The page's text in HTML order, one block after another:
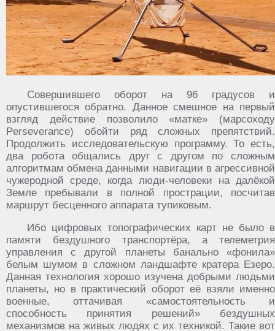
Совершившего оборот на 96 градусов и
опустившегося обратно. Данное смешное на первый
взгляд действие позволило «матке» (марсоходу
Perseverance) обойти ряд сложных препятствий.
Продолжить исследовательскую программу. То есть,
два робота общались друг с другом по сложным
алгоритмам обмена данными навигации в агрессивной
чужеродной среде, когда люди-человеки на далёкой
Земле пребывали в полной прострации, посчитав
маршрут бесценного аппарата тупиковым.
Ибо цифровых топографических карт не было в
памяти бездушного транспортёра, а телеметрия
управления с другой планеты банально «фонила»
белым шумом в сложном ландшафте кратера Езеро.
Данная технология хорошо изучена добрыми людьми
планеты, но в практический оборот её взяли именно
военные, оттачивая «самостоятельность и
способность принятия решений» бездушных
механизмов на живых людях с их техникой. Такие вот